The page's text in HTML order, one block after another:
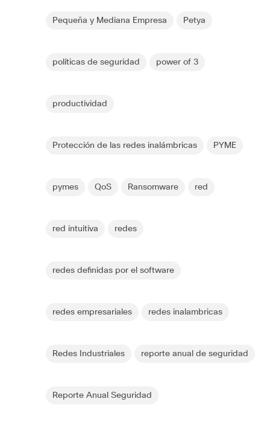
Pequeña y Mediana Empresa Petya
políticas de seguridad power of 3
productividad
Protección de las redes inalámbricas PYME
pymes QoS Ransomware red
red intuitiva redes
redes definidas por el software
redes empresariales redes inalambricas
Redes Industriales reporte anual de seguridad
Reporte Anual Seguridad